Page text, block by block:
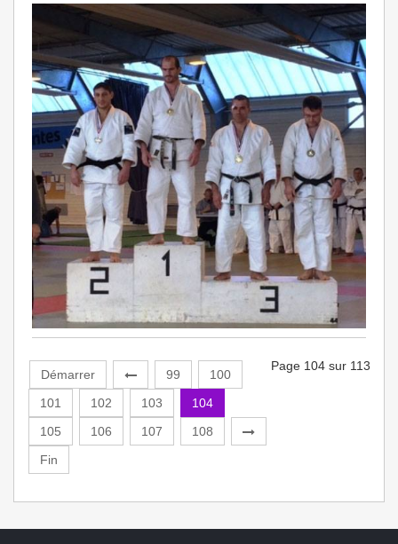
Page 104 sur 113
Démarrer 99
100
101
102 103
104
105
106 107
108
Fin